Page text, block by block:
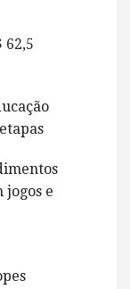
62,5
jogos e